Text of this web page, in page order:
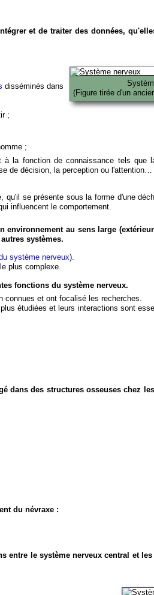
et de traiter des données,
(Figure tirée d'un
disséminés dans
;
;
à la fonction de connaissance tels que
de décision, la perception ou l'attention…
se présente sous la forme d'une
influencent le comportement.
au sens large
systèmes.
système nerveux).
plus complexe.
fonctions du système nerveux.
connues et ont focalisé les recherches.
étudiées et leurs interactions sont
dans des structures osseuses chez
du névraxe :
entre le système nerveux central et